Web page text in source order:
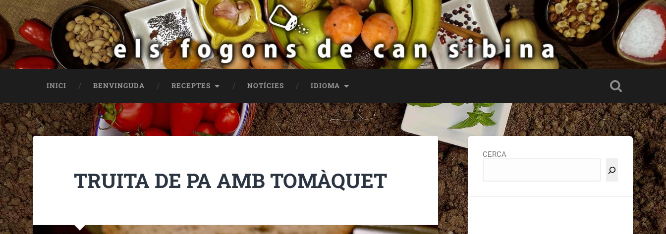
INICI BENVINGUDA RECEPTES NOTÍCIES IDIOMA
TRUITA DE PA AMB TOMÀQUET
CERCA